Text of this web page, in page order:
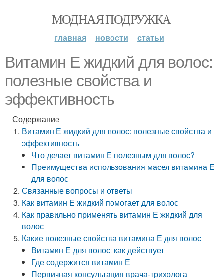
МОДНАЯ ПОДРУЖКА
главная новости статьи
Витамин Е жидкий для волос:
полезные свойства и
эффективность
Содержание
Витамин Е жидкий для волос: полезные свойства и
эффективность
Что делает витамин Е полезным для волос?
Преимущества использования масел витамина Е
для волос
Связанные вопросы и ответы
Как витамин Е жидкий помогает для волос
Как правильно применять витамин Е жидкий для
волос
Какие полезные свойства витамина Е для волос
Витамин Е для волос: как действует
Где содержится витамин Е
Первичная консультация врача-трихолога